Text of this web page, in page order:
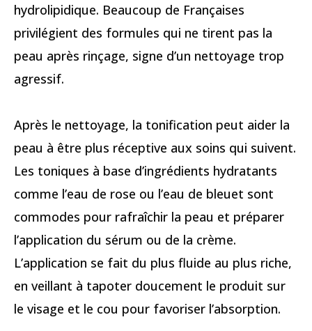
hydrolipidique. Beaucoup de Françaises
privilégient des formules qui ne tirent pas la
peau après rinçage, signe d’un nettoyage trop
agressif.
Après le nettoyage, la tonification peut aider la
peau à être plus réceptive aux soins qui suivent.
Les toniques à base d’ingrédients hydratants
comme l’eau de rose ou l’eau de bleuet sont
commodes pour rafraîchir la peau et préparer
l’application du sérum ou de la crème.
L’application se fait du plus fluide au plus riche,
en veillant à tapoter doucement le produit sur
le visage et le cou pour favoriser l’absorption.